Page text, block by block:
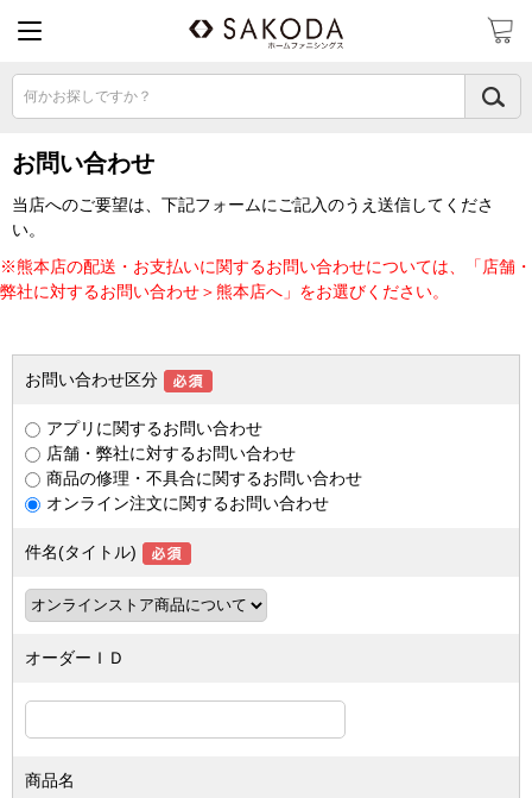
何かお探しですか？
お問い合わせ
当店へのご要望は、下記フォームにご記入のうえ送信してくださ
い。
※熊本店の配送・お支払いに関するお問い合わせについては、「店舗・
弊社に対するお問い合わせ＞熊本店へ」をお選びください。
お問い合わせ区分
アプリに関するお問い合わせ
店舗・弊社に対するお問い合わせ
商品の修理・不具合に関するお問い合わせ
オンライン注文に関するお問い合わせ
件名(タイトル)
オーダーＩＤ
商品名